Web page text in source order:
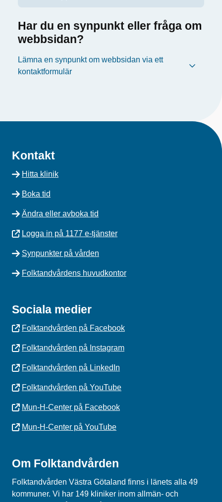
Har du en synpunkt eller fråga om
webbsidan?
Lämna en synpunkt om webbsidan via ett
kontaktformulär
Kontakt
Hitta klinik
Boka tid
Ändra eller avboka tid
Logga in på 1177 e-tjänster
Synpunkter på vården
Folktandvårdens huvudkontor
Sociala medier
Folktandvården på Facebook
Folktandvården på Instagram
Folktandvården på LinkedIn
Folktandvården på YouTube
Mun-H-Center på Facebook
Mun-H-Center på YouTube
Om Folktandvården
Folktandvården Västra Götaland finns i länets alla 49
kommuner. Vi har 149 kliniker inom allmän- och